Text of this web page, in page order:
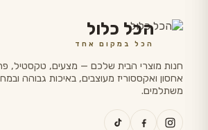
הכל כלול
הכל במקום אחד
חנות מוצרי הבית שלכם — מצעים, טקסטיל,
אחסון ואקססוריז מעוצבים, באיכות גבוהה
משתלמים.